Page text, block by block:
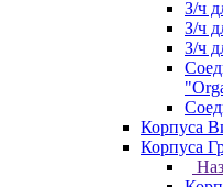
З/ч
З/ч
З/ч
Корпуса
Корпуса